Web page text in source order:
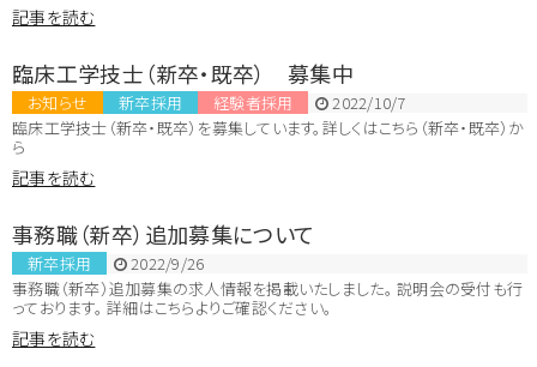
記事を読む
臨床工学技士（新卒・既卒） 募集中
お知らせ 新卒採用 経験者採用
2022/10/7
臨床工学技士（新卒・既卒）を募集しています。詳しくはこちら（新卒・既卒）か
ら
記事を読む
事務職（新卒）追加募集について
新卒採用
2022/9/26
事務職（新卒）追加募集の求人情報を掲載いたしました。 説明会の受付も行
っております。 詳細はこちらよりご確認ください。
記事を読む